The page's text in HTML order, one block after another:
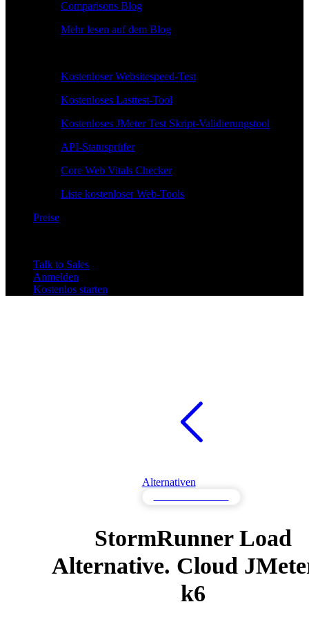
Comparisons Blog
Mehr lesen auf dem Blog
Kostenloser Websitespeed-Test
Kostenloses Lasttest-Tool
Kostenloses JMeter Test Skript-Validierungstool
API-Statusprüfer
Core Web Vitals Checker
Liste kostenloser Web-Tools
Preise
Talk to Sales
Anmelden
Kostenlos starten
Alternativen
StormRunner Load
Alternative. Cloud
k6